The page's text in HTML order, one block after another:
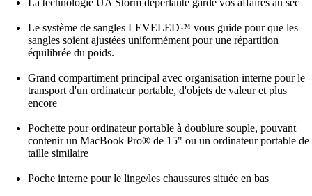
Le système de sangles LEVELED™ vous guide pour que les
sangles soient ajustées uniformément pour une répartition
équilibrée du poids.
Grand compartiment principal avec organisation interne pour le
transport d'un ordinateur portable, d'objets de valeur et plus
encore
Pochette pour ordinateur portable à doublure souple, pouvant
contenir un MacBook Pro® de 15" ou un ordinateur portable de
taille similaire
Poche interne pour le linge/les chaussures située en bas